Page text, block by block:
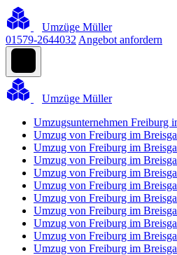
Umzüge Müller
01579-2644032 Angebot anfordern
Umzüge Müller
Umzugsunternehmen Freiburg
Umzug von Freiburg im
Umzug von Freiburg im
Umzug von Freiburg im
Umzug von Freiburg im
Umzug von Freiburg im
Umzug von Freiburg im
Umzug von Freiburg im
Umzug von Freiburg im
Umzug von Freiburg im
Umzug von Freiburg im